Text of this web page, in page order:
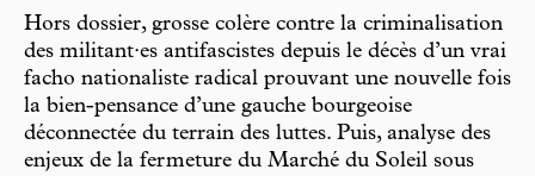
Hors dossier, grosse colère contre la criminalisation
des militant·es antifascistes depuis le décès d’un vrai
facho nationaliste radical prouvant une nouvelle fois
la bien-pensance d’une gauche bourgeoise
déconnectée du terrain des luttes. Puis, analyse des
enjeux de la fermeture du Marché du Soleil sous